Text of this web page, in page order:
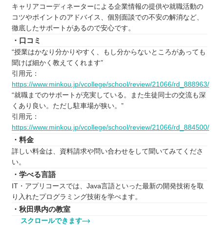
キャリアコーディネーターによる企業情報の提供や就職活動の
コツやポイントのアドバイス、個別面談での不安の解消など、
徹底したサポートがあるので安心です。
・口コミ
“授業はかなり分かりやすく、もし分からないところがあっても
聞けば細かく教えてくれます”
引用元：
https://www.minkou.jp/vcollege/school/review/21066/rd_888963/
“就職までのサポートが充実している。また生徒同士の交流も深
くあり良い。ただし駐車場が狭い。”
引用元：
https://www.minkou.jp/vcollege/school/review/21066/rd_884500/
・料金
詳しい料金は、資料請求や問い合わせをして聞いてみてくださ
い。
・学べる言語
IT・アプリコースでは、Java言語といった最新の開発技術を取
り入れたプログラミング技術を学べます。
・秋田県内の教室
スクロールできます